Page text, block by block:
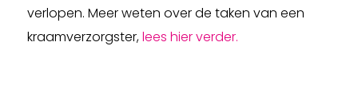
verlopen. Meer weten over de taken van een
kraamverzorgster,lees hier verder.